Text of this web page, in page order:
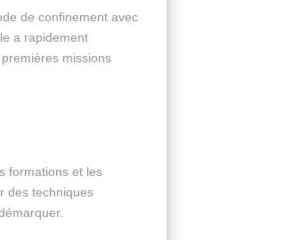
de confinement avec
a rapidement
missions
formations et les
des techniques